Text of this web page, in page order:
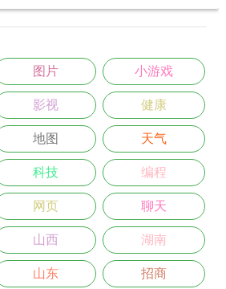
图片 小游戏
影视 健康
地图 天气
科技 编程
网页 聊天
山西 湖南
山东 招商